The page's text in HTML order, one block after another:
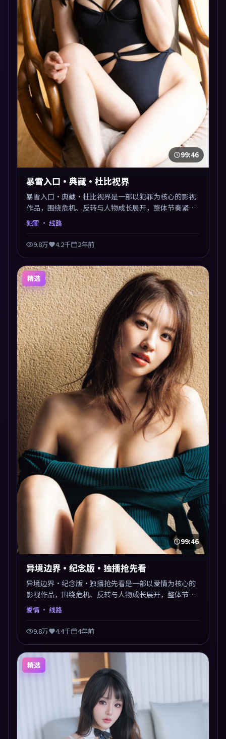
99:46
暴雪入口·典藏·杜比视界
暴雪入口·典藏·杜比视界是一部以犯罪为核心的影视
作品，围绕危机、反转与人物成长展开，整体节奏紧
凑，值得推荐观看。
犯罪 · 线路
9.8万 4.2千 2年前
精选
99:46
异境边界·纪念版·独播抢先看
异境边界·纪念版·独播抢先看是一部以爱情为核心的
影视作品，围绕危机、反转与人物成长展开，整体节奏
紧凑，值得推荐观看。
爱情 · 线路
9.8万 4.4千 4年前
精选